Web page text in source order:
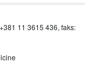
11 3615 436, faks: